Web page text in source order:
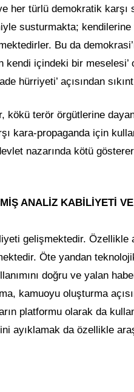
her türlü demokratik
susturmakta;
Bu da
kendi içindeki bir
hürriyeti’ açısından
terör örgütlerine
kara-propaganda için
nazarında kötü
ANALİZ KABİLİYETİ
gelişmektedir. Özellikle
Öte yandan
doğru ve yalan
kamuoyu oluşturma
platformu olarak da
ayıklamak da özellikle